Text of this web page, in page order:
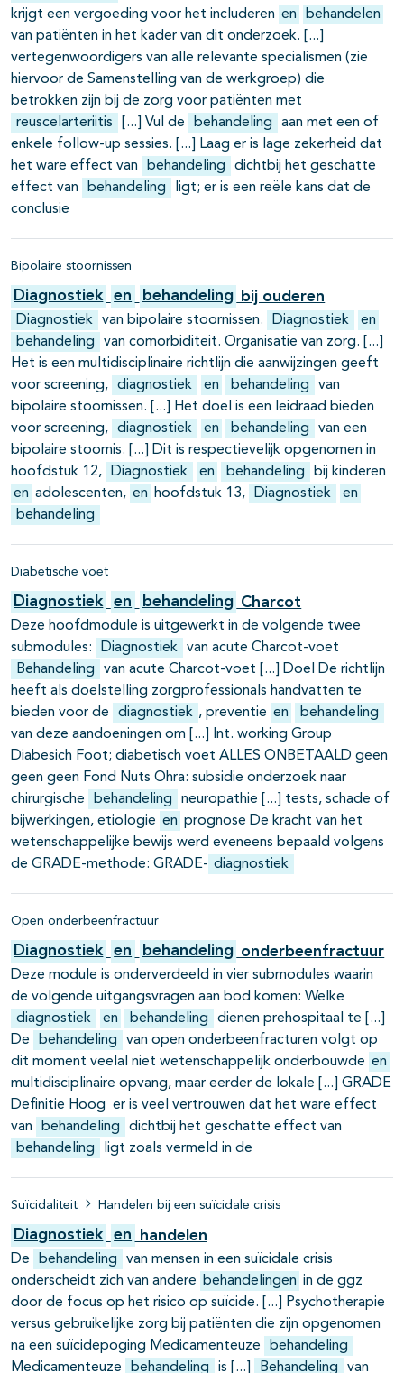
krijgt een vergoeding voor het includeren en
behandelen
van patiënten in het kader van dit onderzoek.
vertegenwoordigers van alle relevante specialismen (zie
hiervoor de Samenstelling van de werkgroep) die
betrokken zijn bij de zorg voor patiënten met
reuscelarteriitis
Vul de behandeling
aan met een of
enkele follow-up sessies.
Laag er is lage zekerheid dat
het ware effect van
behandeling
dichtbij het geschatte
effect van
behandeling
ligt; er is een reële kans dat de
conclusie
Bipolaire stoornissen
Diagnostiek en behandeling bij ouderen
Diagnostiek van bipolaire stoornissen. Diagnostiek
en
behandeling
van comorbiditeit. Organisatie van zorg.
Het is een multidisciplinaire richtlijn die aanwijzingen geeft
voor screening,
diagnostiek en behandeling
van
bipolaire stoornissen.
Het doel is een leidraad bieden
voor screening,
diagnostiek en behandeling
van een
bipolaire stoornis.
Dit is respectievelijk opgenomen in
hoofdstuk 12,
Diagnostiek en behandeling
bij kinderen
en adolescenten, en hoofdstuk 13, Diagnostiek
en
behandeling
Diabetische voet
Diagnostiek en behandeling Charcot
Deze hoofdmodule is uitgewerkt in de volgende twee
submodules:
Diagnostiek
van acute Charcot-voet
Behandeling
van acute Charcot-voet
Doel De richtlijn
heeft als doelstelling zorgprofessionals handvatten te
bieden voor de
diagnostiek , preventie en
behandeling
van deze aandoeningen om
Int. working Group
Diabesich Foot; diabetisch voet ALLES ONBETAALD geen
geen geen Fond Nuts Ohra: subsidie onderzoek naar
chirurgische
behandeling neuropathie
tests, schade of
bijwerkingen, etiologie en prognose De kracht van het
wetenschappelijke bewijs werd eveneens bepaald volgens
de GRADE-methode: GRADE- diagnostiek
Open onderbeenfractuur
Diagnostiek en behandeling onderbeenfractuur
Deze module is onderverdeeld in vier submodules waarin
de volgende uitgangsvragen aan bod komen: Welke
diagnostiek
en behandeling
dienen prehospitaal te
De
behandeling
van open onderbeenfracturen volgt op
dit moment veelal niet wetenschappelijk onderbouwde en
multidisciplinaire opvang, maar eerder de lokale
GRADE
Definitie Hoog ­ er is veel vertrouwen dat het ware effect
van
behandeling
dichtbij het geschatte effect van
behandeling
ligt zoals vermeld in de
Suïcidaliteit Handelen bij een suïcidale crisis
Diagnostiek en handelen
De behandeling
van mensen in een suïcidale crisis
onderscheidt zich van andere
behandelingen in de ggz
door de focus op het risico op suïcide.
Psychotherapie
versus gebruikelijke zorg bij patiënten die zijn opgenomen
na een suïcidepoging Medicamenteuze
behandeling
Medicamenteuze
behandeling is Behandeling van